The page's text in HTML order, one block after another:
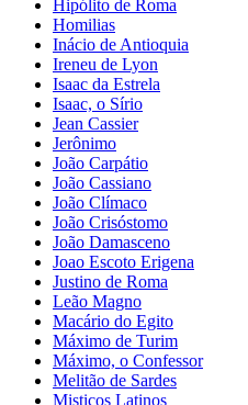
Hipólito de Roma
Homilias
Inácio de Antioquia
Ireneu de Lyon
Isaac da Estrela
Isaac, o Sírio
Jean Cassier
Jerônimo
João Carpátio
João Cassiano
João Clímaco
João Crisóstomo
João Damasceno
Joao Escoto Erigena
Justino de Roma
Leão Magno
Macário do Egito
Máximo de Turim
Máximo, o Confessor
Melitão de Sardes
Misticos Latinos